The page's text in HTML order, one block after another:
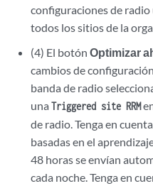
configuraciones de
todos los sitios de la
(4) El botónOptimizar
cambios de
banda de radio
unaTriggered site RRM
de radio. Tenga en
basadas en el
48 horas se envían
cada noche. Tenga en